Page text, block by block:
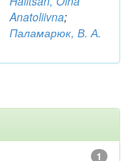
Anatoliivna;
Паламарюк, В. А.
1